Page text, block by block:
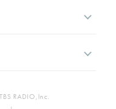
RADIO,Inc.